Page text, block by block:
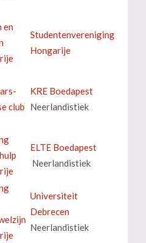
en
Studentenvereniging
Hongarije
club
KRE Boedapest
Neerlandistiek
ELTE Boedapest
Neerlandistiek
Universiteit
Debrecen
Neerlandistiek